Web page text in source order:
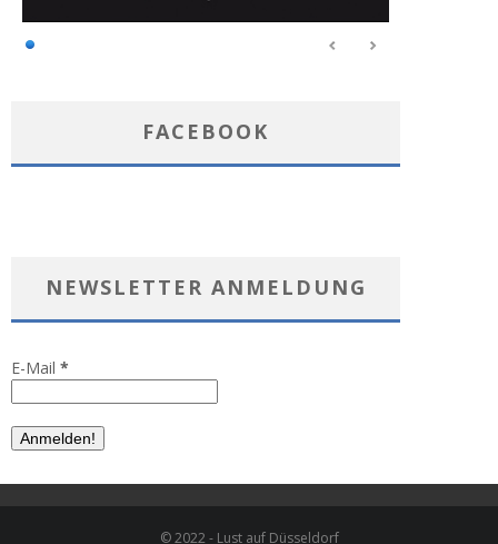
FACEBOOK
NEWSLETTER ANMELDUNG
E-Mail *
© 2022 - Lust auf Düsseldorf